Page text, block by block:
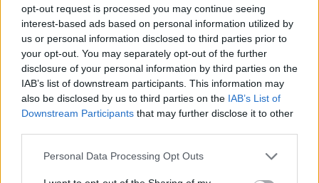
opt-out request is processed you may continue seeing
interest-based ads based on personal information utilized by
us or personal information disclosed to third parties prior to
your opt-out. You may separately opt-out of the further
disclosure of your personal information by third parties on the
IAB’s list of downstream participants. This information may
also be disclosed by us to third parties on the IAB’s List of
Downstream Participants that may further disclose it to other
Please note that this website/app uses one or more Google
Personal Data Processing Opt Outs
Ledger Nano X
Chip de elemento seguro mais poderoso (ST33) do que
Ledger Nano S
Pode ser usado em desktop ou laptop, ou mesmo
smartphone e tablet através da integração Bluetooth
Leve e portátil com bateria recarregável embutida
Mais espaço de armazenamento do que Ledger Nano S